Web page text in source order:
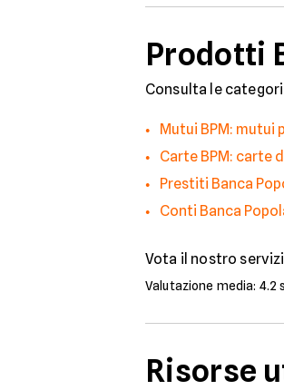
Prodotti
Consulta le
Mutui BPM: mutui
Carte BPM: carte
Prestiti Banca
Conti Banca
Vota il nostro
Valutazione media: 4.2
Risorse